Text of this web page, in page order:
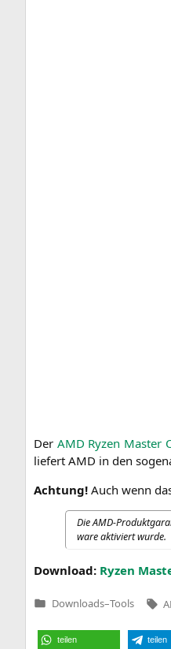
Der AMD Ryzen Mas­ter
lie­fert AMD in den
Ach­tung! Auch wenn
Die AMD-
ware akti­viert wurde.
Down­load: Ryzen
Veröffentlicht
Downloads–Tools
teilen teilen